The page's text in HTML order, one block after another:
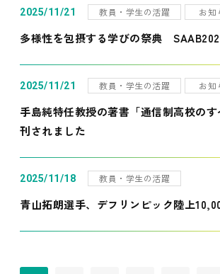
2025/11/21 教員・学生の活躍 お知
多様性を包摂する学びの祭典
2025/11/21 教員・学生の活躍 お知
手島純特任教授の著書「通信制高校の
刊されました
2025/11/18 教員・学生の活躍
青山拓朗選手、デフリンピック陸上